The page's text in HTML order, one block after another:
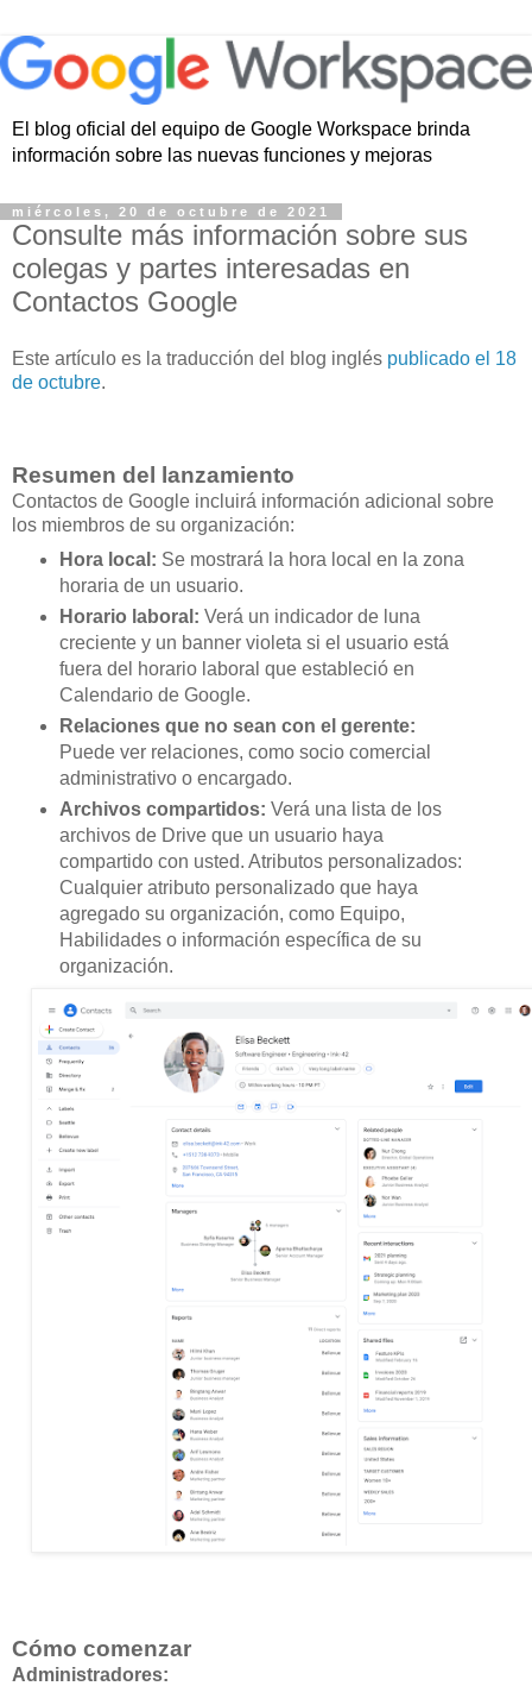
El blog oficial del equipo de Google Workspace brinda
información sobre las nuevas funciones y mejoras
miércoles, 20 de octubre de 2021
Consulte más información sobre sus
colegas y partes interesadas en
Contactos Google
Este artículo es la traducción del blog inglés publicado el 18
de octubre.
Resumen del lanzamiento
Contactos de Google incluirá información adicional sobre
los miembros de su organización:
Hora local: Se mostrará la hora local en la zona
horaria de un usuario.
Horario laboral: Verá un indicador de luna
creciente y un banner violeta si el usuario está
fuera del horario laboral que estableció en
Calendario de Google.
Relaciones que no sean con el gerente:
Puede ver relaciones, como socio comercial
administrativo o encargado.
Archivos compartidos: Verá una lista de los
archivos de Drive que un usuario haya
compartido con usted. Atributos personalizados:
Cualquier atributo personalizado que haya
agregado su organización, como Equipo,
Habilidades o información específica de su
organización.
Cómo comenzar
Administradores: